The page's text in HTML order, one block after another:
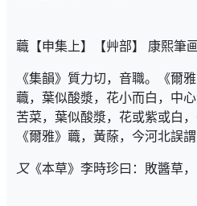
蘵【申集上】【艸部】 康熙筆
《集韻》質力切，音職。《爾
蘵，葉似酸漿，花小而白，中
苦菜，葉似酸漿，花或紫或白
《爾雅》蘵，黃蒢，今河北誤謂
又《本草》李時珍曰：敗醬草